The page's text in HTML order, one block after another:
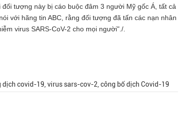
tượng này bị cáo buộc đâm 3 người Mỹ gốc Á, tất cả
với hãng tin ABC, rằng đối tượng đã tấn các nạn nhân
virus SARS-CoV-2 cho mọi người"./.
covid-19, virus sars-cov-2, công bố dịch Covid-19